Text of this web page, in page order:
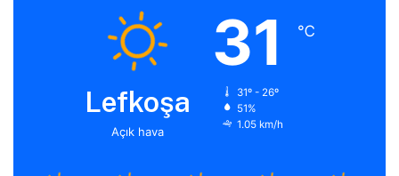
Lefkoşa
Açık hava
31 ℃
31º - 26º
51%
1.05 km/h